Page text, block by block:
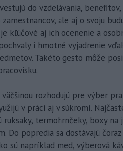
do vzdelávania,
ale aj o svoju
kľúčové aj ich ocenenie a
i hmotné vyjadrenie
Takéto gesto môže
väčšinou rozhodujú pre výber
v práci aj v súkromí.
ruksaky, termohrnčeky, boxy
Do popredia sa dostávajú
sú napríklad med, výberová